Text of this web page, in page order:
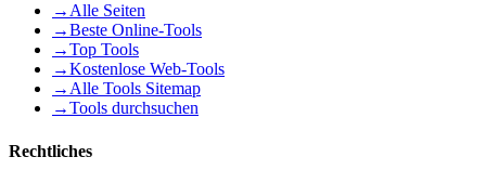
→Alle Seiten
→Beste Online-Tools
→Top Tools
→Kostenlose Web-Tools
→Alle Tools Sitemap
→Tools durchsuchen
Rechtliches